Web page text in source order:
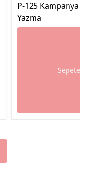
P-125 Kampanya
Yazma
Sepete